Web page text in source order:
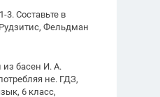
3. Составьте в
Фельдман
басен И. А.
не. ГДЗ,
6 класс,